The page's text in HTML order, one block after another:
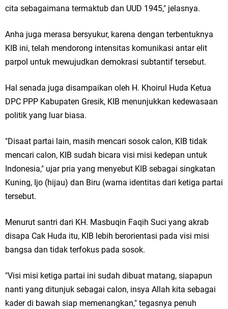
dan Ibu Hamil Narasi
Zakat Produktif Dorong Kemandirian UMKM, LAZISNU Kedamean Bantu
Kembangkan Warung Bu Wiwik
Islamic Center
Nila Yani Apresiasi Launching Komunitas Gowes dan Pasar Ahad
Jajanan Jadul di Ecopark Randuagung
Takmir Masjid KH Robbach Ma’sum Gelar Penyembelihan Hewan
Qurban dari Bupati & Kepala DPMPTSP Gresik
Ponpes Himmatul Khoiriyah Gelar Penyembelihan Hewan Qurban dari
Keluarga Besar dr. Titin Ekowati RS Wates Husada Balongpanggang
RT 03 RW 01 Patra Raya Rosewood Cerme Gresik Berbenah dan
cita sebagaimana termaktub dan UUD 1945," jelasnya.
Anha juga merasa bersyukur, karena dengan terbentuknya
KIB ini, telah mendorong intensitas komunikasi antar elit
parpol untuk mewujudkan demokrasi subtantif tersebut.
Hal senada juga disampaikan oleh H. Khoirul Huda Ketua
DPC PPP Kabupaten Gresik, KIB menunjukkan kedewasaan
politik yang luar biasa.
"Disaat partai lain, masih mencari sosok calon, KIB tidak
mencari calon, KIB sudah bicara visi misi kedepan untuk
Indonesia," ujar pria yang menyebut KIB sebagai singkatan
Kuning, Ijo (hijau) dan Biru (warna identitas dari ketiga partai
tersebut.
Menurut santri dari KH. Masbuqin Faqih Suci yang akrab
disapa Cak Huda itu, KIB lebih berorientasi pada visi misi
bangsa dan tidak terfokus pada sosok.
"Visi misi ketiga partai ini sudah dibuat matang, siapapun
nanti yang ditunjuk sebagai calon, insya Allah kita sebagai
kader di bawah siap memenangkan," tegasnya penuh